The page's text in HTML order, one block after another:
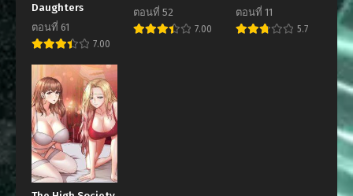
Daughters
ตอนที่ 61
7.00
ตอนที่ 52
7.00
ตอนที่ 11
5.7